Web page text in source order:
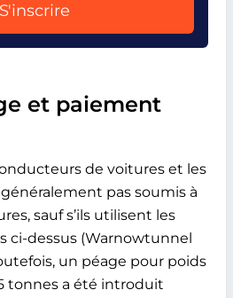
S'inscrire
et paiement
de voitures et les
pas soumis à
sauf s’ils utilisent les
ci-dessus (Warnowtunnel
un péage pour poids
tonnes a été introduit